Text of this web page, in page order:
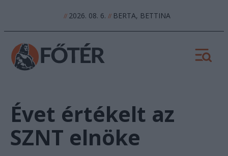
//2026. 08. 6. //BERTA, BETTINA
Évet értékelt az
SZNT elnöke